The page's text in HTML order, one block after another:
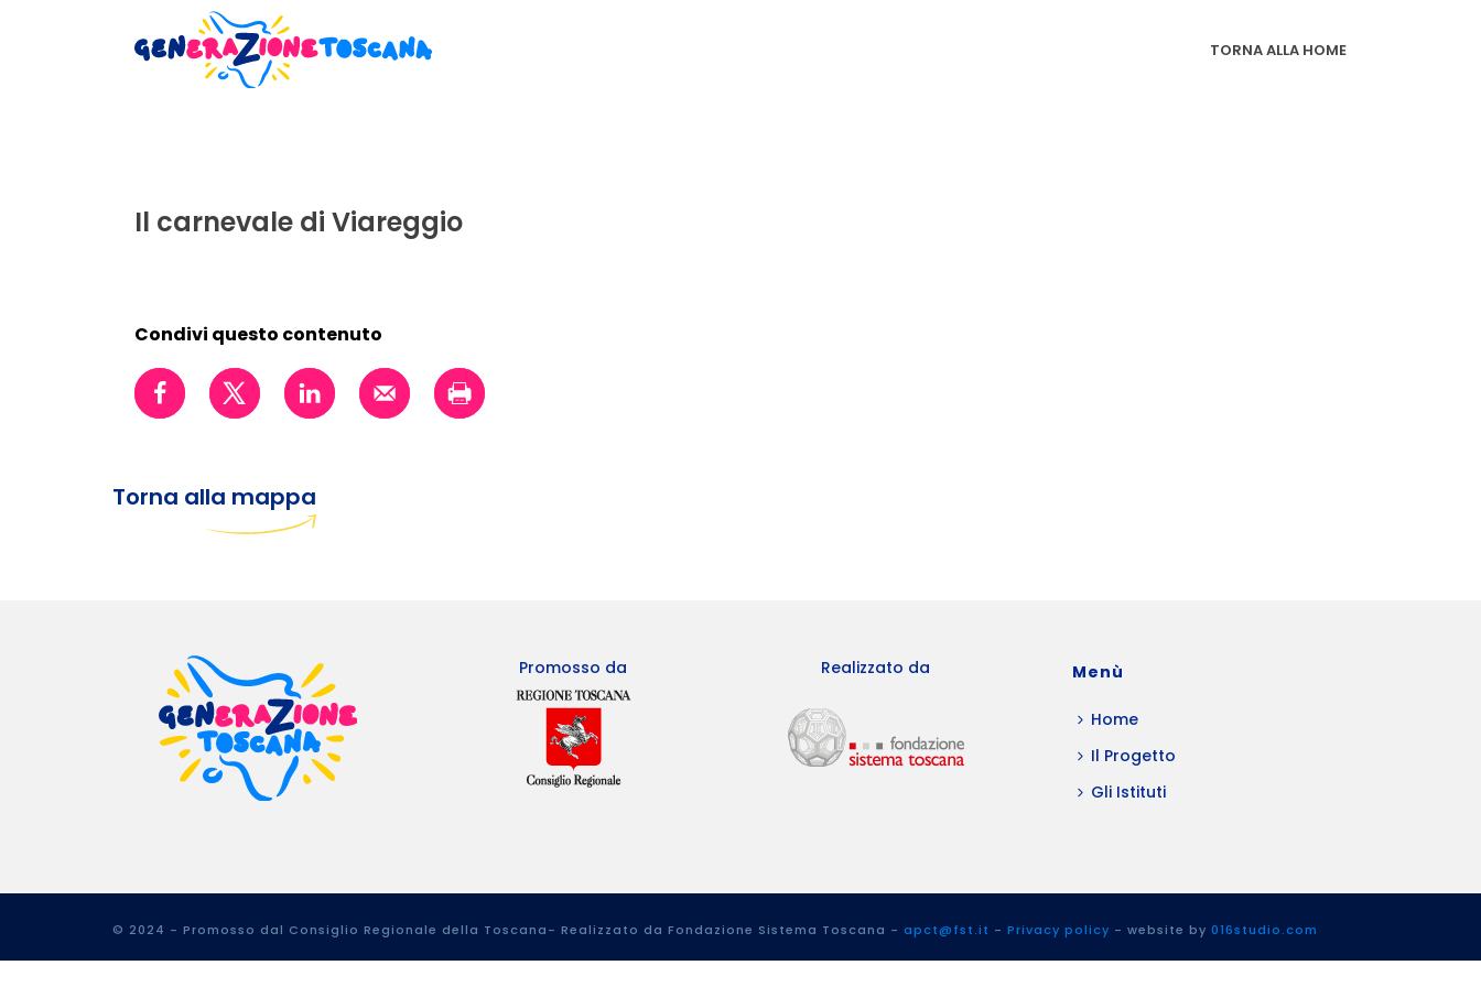
TORNA ALLA HOME
Il carnevale di Viareggio
Condivi questo contenuto
Torna alla mappa
Promosso da Realizzato da Menù
Home
Il Progetto
Gli Istituti
© 2024 - Promosso dal Consiglio Regionale della Toscana- Realizzato da Fondazione Sistema Toscana - apct@fst.it - Privacy policy - website by 016studio.com